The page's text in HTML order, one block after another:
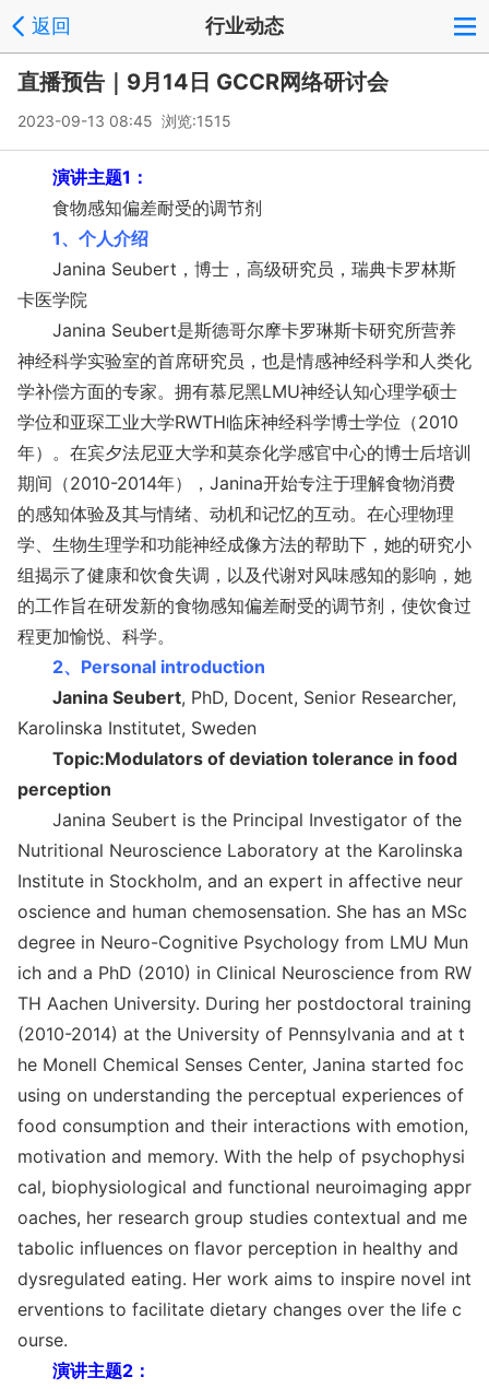
返回 行业动态
直播预告｜9月14日 GCCR网络研讨会
2023-09-13 08:45 浏览:1515
演讲主题1：
食物感知偏差耐受的调节剂
1、个人介绍
Janina Seubert，博士，高级研究员，瑞典卡罗林斯
卡医学院
Janina Seubert是斯德哥尔摩卡罗琳斯卡研究所营养
神经科学实验室的首席研究员，也是情感神经科学和人类化
学补偿方面的专家。拥有慕尼黑LMU神经认知心理学硕士
学位和亚琛工业大学RWTH临床神经科学博士学位（2010
年）。在宾夕法尼亚大学和莫奈化学感官中心的博士后培训
期间（2010-2014年），Janina开始专注于理解食物消费
的感知体验及其与情绪、动机和记忆的互动。在心理物理
学、生物生理学和功能神经成像方法的帮助下，她的研究小
组揭示了健康和饮食失调，以及代谢对风味感知的影响，她
的工作旨在研发新的食物感知偏差耐受的调节剂，使饮食过
程更加愉悦、科学。
2、 Personal introduction
Janina Seubert, PhD, Docent, Senior Researcher,
Karolinska Institutet, Sweden
Topic:Modulators of deviation tolerance in food
perception
Janina Seubert is the Principal Investigator of the
Nutritional Neuroscience Laboratory at the Karolinska
Institute in Stockholm, and an expert in affective neur
oscience and human chemosensation. She has an MSc
degree in Neuro-Cognitive Psychology from LMU Mun
ich and a PhD (2010) in Clinical Neuroscience from RW
TH Aachen University. During her postdoctoral training
(2010-2014) at the University of Pennsylvania and at t
he Monell Chemical Senses Center, Janina started foc
using on understanding the perceptual experiences of
food consumption and their interactions with emotion,
motivation and memory. With the help of psychophysi
cal, biophysiological and functional neuroimaging appr
oaches, her research group studies contextual and me
tabolic influences on flavor perception in healthy and
dysregulated eating. Her work aims to inspire novel int
erventions to facilitate dietary changes over the life c
ourse.
演讲主题2：